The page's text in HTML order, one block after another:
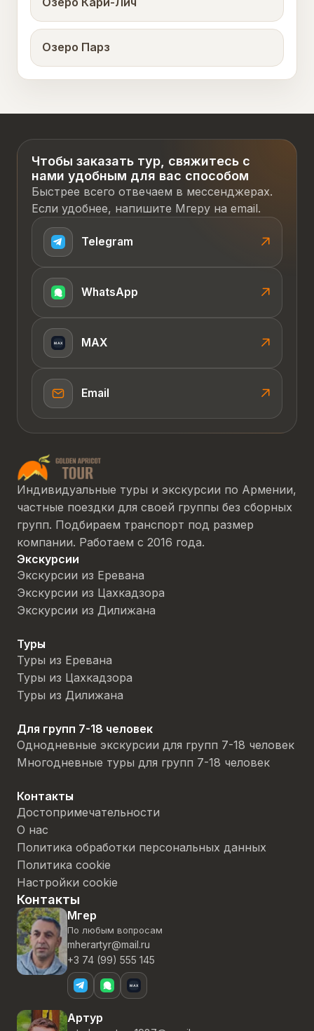
Озеро Парз
Индивидуальные туры и экскурсии по Армении,
частные поездки для своей группы без сборных
групп. Подбираем транспорт под размер
компании. Работаем с 2016 года.
Экскурсии
Экскурсии из Еревана
Экскурсии из Цахкадзора
Экскурсии из Дилижана
Туры
Туры из Еревана
Туры из Цахкадзора
Туры из Дилижана
Для групп 7-18 человек
Однодневные экскурсии для групп 7-18 человек
Многодневные туры для групп 7-18 человек
Контакты
Достопримечательности
О нас
Политика обработки персональных данных
Политика cookie
Настройки cookie
Контакты
Мгер
По любым вопросам
mherartyr@mail.ru
+3 74 (99) 555 145
Артур
Чтобы заказать тур, свяжитесь с
нами удобным для вас способом
Быстрее всего отвечаем в мессенджерах.
Если удобнее, напишите Мгеру на email.
Telegram
WhatsApp
MAX
Email